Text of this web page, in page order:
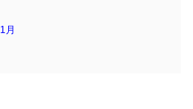
1月